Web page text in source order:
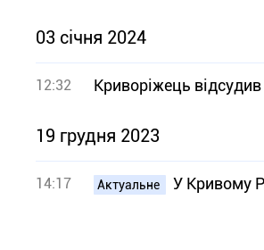
03 січня 2024
12:32 Криворіжець
19 грудня 2023
14:17 Актуальне У Кривому